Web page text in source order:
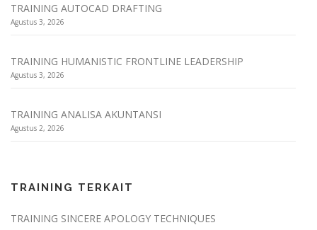
TRAINING AUTOCAD DRAFTING
Agustus 3, 2026
TRAINING HUMANISTIC FRONTLINE LEADERSHIP
Agustus 3, 2026
TRAINING ANALISA AKUNTANSI
Agustus 2, 2026
TRAINING TERKAIT
TRAINING SINCERE APOLOGY TECHNIQUES